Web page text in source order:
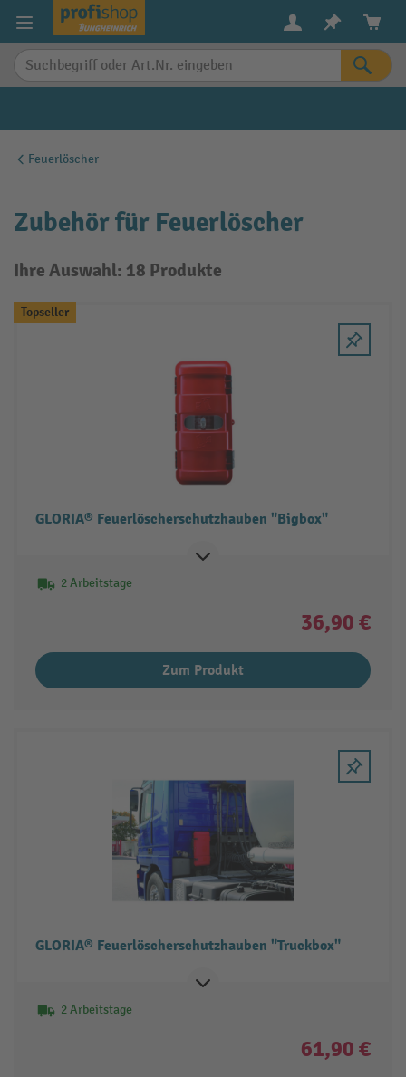
springen
Feuerlöscher
Zubehör für Feuerlöscher
Ihre Auswahl: 18 Produkte
Topseller
GLORIA® Feuerlöscherschutzhauben "Bigbox"
2 Arbeitstage
36,90 €
Zum Produkt
GLORIA® Feuerlöscherschutzhauben "Truckbox"
2 Arbeitstage
61,90 €